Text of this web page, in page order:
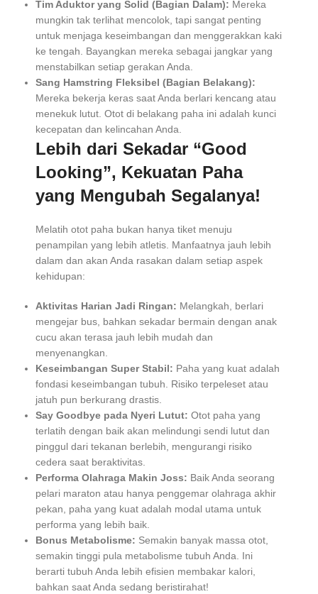
Tim Aduktor yang Solid (Bagian Dalam): Mereka
mungkin tak terlihat mencolok, tapi sangat penting
untuk menjaga keseimbangan dan menggerakkan kaki
ke tengah. Bayangkan mereka sebagai jangkar yang
menstabilkan setiap gerakan Anda.
Sang Hamstring Fleksibel (Bagian Belakang):
Mereka bekerja keras saat Anda berlari kencang atau
menekuk lutut. Otot di belakang paha ini adalah kunci
kecepatan dan kelincahan Anda.
Lebih dari Sekadar “Good
Looking”, Kekuatan Paha
yang Mengubah Segalanya!
Melatih otot paha bukan hanya tiket menuju
penampilan yang lebih atletis. Manfaatnya jauh lebih
dalam dan akan Anda rasakan dalam setiap aspek
kehidupan:
Aktivitas Harian Jadi Ringan: Melangkah, berlari
mengejar bus, bahkan sekadar bermain dengan anak
cucu akan terasa jauh lebih mudah dan
menyenangkan.
Keseimbangan Super Stabil: Paha yang kuat adalah
fondasi keseimbangan tubuh. Risiko terpeleset atau
jatuh pun berkurang drastis.
Say Goodbye pada Nyeri Lutut: Otot paha yang
terlatih dengan baik akan melindungi sendi lutut dan
pinggul dari tekanan berlebih, mengurangi risiko
cedera saat beraktivitas.
Performa Olahraga Makin Joss: Baik Anda seorang
pelari maraton atau hanya penggemar olahraga akhir
pekan, paha yang kuat adalah modal utama untuk
performa yang lebih baik.
Bonus Metabolisme: Semakin banyak massa otot,
semakin tinggi pula metabolisme tubuh Anda. Ini
berarti tubuh Anda lebih efisien membakar kalori,
bahkan saat Anda sedang beristirahat!